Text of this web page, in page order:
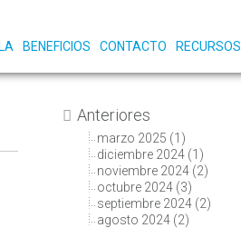
BENEFICIOS CONTACTO RECURSOS
Anteriores
marzo 2025 (1)
diciembre 2024 (1)
noviembre 2024 (2)
octubre 2024 (3)
septiembre 2024 (2)
agosto 2024 (2)